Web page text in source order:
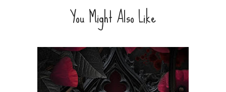
You Might Also Like